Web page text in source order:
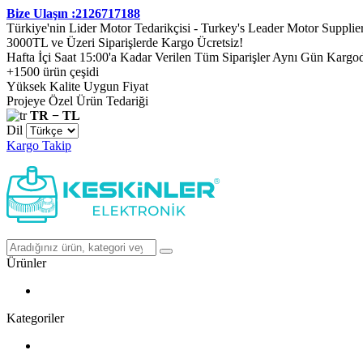
Bize Ulaşın :2126717188
Türkiye'nin Lider Motor Tedarikçisi - Turkey's Leader Motor
3000TL ve Üzeri Siparişlerde Kargo Ücretsiz!
Hafta İçi Saat 15:00'a Kadar Verilen Tüm Siparişler Aynı Gün
+1500 ürün çeşidi
Yüksek Kalite Uygun Fiyat
Projeye Özel Ürün Tedariği
TR − TL
Dil
Kargo Takip
Ürünler
Kategoriler